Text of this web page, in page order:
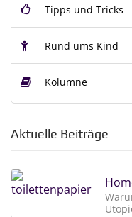
Tipps und Tricks
Rund ums Kind
Kolumne
Aktuelle Beiträge